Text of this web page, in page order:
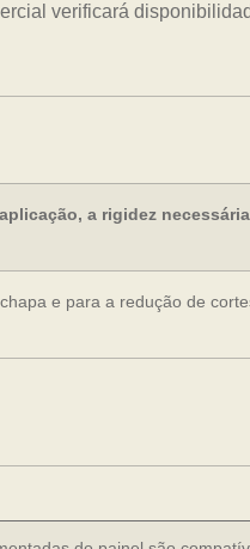
verificará
aplicação, a rigidez
e para a redução de